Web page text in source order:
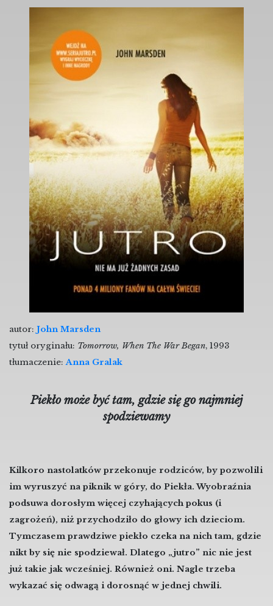
autor: John Marsden
tytuł oryginału: Tomorrow, When The War Began, 1993
tłumaczenie:Anna Gralak
Piekło może być tam, gdzie się go najmniej
spodziewamy
Kilkoro nastolatków przekonuje rodziców, by pozwolili
im wyruszyć na piknik w góry, do Piekła. Wyobraźnia
podsuwa dorosłym więcej czyhających pokus (i
zagrożeń), niż przychodziło do głowy ich dzieciom.
Tymczasem prawdziwe piekło czeka na nich tam, gdzie
nikt by się nie spodziewał. Dlatego „jutro” nic nie jest
już takie jak wcześniej. Również oni. Nagle trzeba
wykazać się odwagą i dorosnąć w jednej chwili.